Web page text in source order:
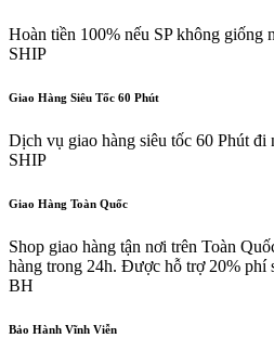
Hoàn tiền 100% nếu SP không giống
SHIP
Giao Hàng Siêu Tốc 60 Phút
Dịch vụ giao hàng siêu tốc 60 Phút
SHIP
Giao Hàng Toàn Quốc
Shop giao hàng tận nơi trên Toàn
hàng trong 24h. Được hỗ trợ 20% phí
BH
Bảo Hành Vĩnh Viễn